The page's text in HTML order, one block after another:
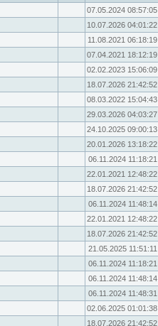
07.05.2024 08:57:05
10.07.2026 04:01:22
11.08.2021 06:18:19
07.04.2021 18:12:19
02.02.2023 15:06:09
18.07.2026 21:42:52
08.03.2022 15:04:43
29.03.2026 04:03:27
24.10.2025 09:00:13
20.01.2026 13:18:22
06.11.2024 11:18:21
22.01.2021 12:48:22
18.07.2026 21:42:52
06.11.2024 11:48:14
22.01.2021 12:48:22
18.07.2026 21:42:52
21.05.2025 11:51:11
06.11.2024 11:18:21
06.11.2024 11:48:14
06.11.2024 11:48:31
02.06.2025 01:01:38
18.07.2026 21:42:52